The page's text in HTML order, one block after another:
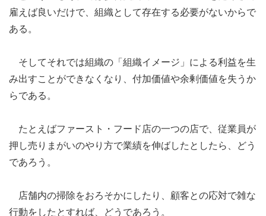
雇えば良いだけで、組織として存在する必要がないからで
ある。
そしてそれでは組織の「組織イメージ」による利益を生
み出すことができなくなり、付加価値や余剰価値を失うか
らである。
たとえばファースト・フード店の一つの店で、従業員が
押し売りまがいのやり方で業績を伸ばしたとしたら、どう
であろう。
店舗内の掃除をおろそかにしたり、顧客との応対で雑な
行動をしたとすれば、どうであろう。